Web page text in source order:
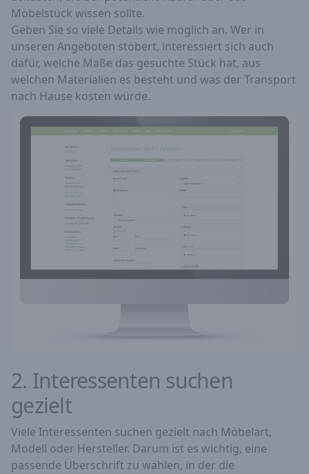
Möbelstück wissen sollte.
Geben Sie so viele Details wie möglich an. Wer in
unseren Angeboten stöbert, interessiert sich auch
dafür, welche Maße das gesuchte Stück hat, aus
welchen Materialien es besteht und was der Transport
nach Hause kosten würde.
2. Interessenten suchen
gezielt
Viele Interessenten suchen gezielt nach Möbelart,
Modell oder Hersteller. Darum ist es wichtig, eine
passende Überschrift zu wählen, in der die